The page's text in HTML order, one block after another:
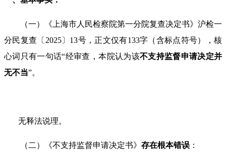
（一）《上海市人民检察院第一分院复查决定书》沪检一
分民复查〔 2025〕 13号，正文仅有133字（含标点符号），核
心词只有一句话“经审查，本院认为该不支持监督申请决定并
无不当”。
无释法说理。
（二）《不支持监督申请决定书》 存在根本错误 ：